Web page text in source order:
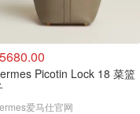
Picotin Lock 18 菜篮
爱马仕官网